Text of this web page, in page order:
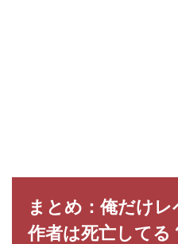
まとめ：俺だけ
作者は死亡してる